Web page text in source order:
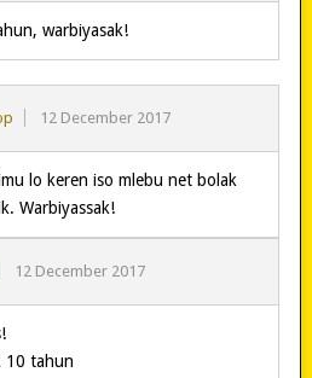
warbiyasak!
12 December 2017
lo keren iso mlebu net bolak
Warbiyassak!
12 December 2017
10 tahun